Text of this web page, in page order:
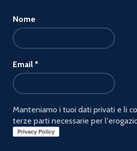
Nome
Email *
Manteniamo i tuoi dati privati e li
terze parti necessarie per